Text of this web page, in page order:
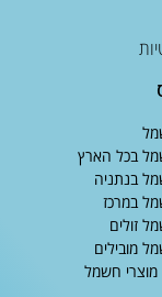
בכל הארץ
בנתניה
במרכז
זולים
מובילים
מוצרי חשמל